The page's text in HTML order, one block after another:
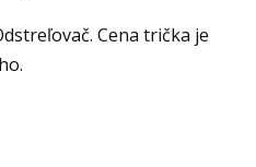
Cena trička je